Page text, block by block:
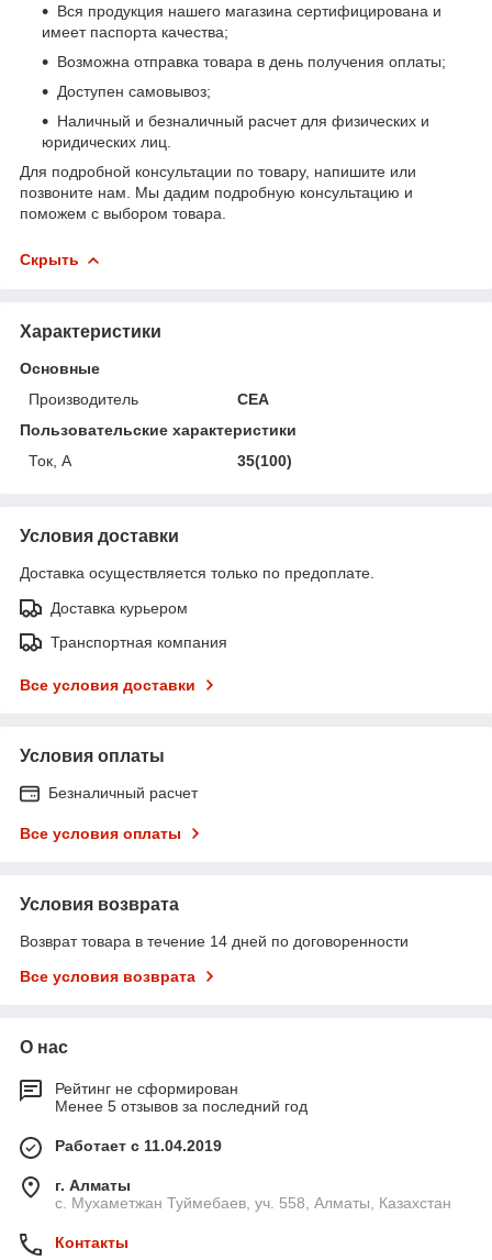
Вся продукция нашего магазина сертифицирована и
имеет паспорта качества;
Возможна отправка товара в день получения оплаты;
Доступен самовывоз;
Наличный и безналичный расчет для физических и
юридических лиц.
Для подробной консультации по товару, напишите или
позвоните нам. Мы дадим подробную консультацию и
поможем с выбором товара.
Скрыть
Характеристики
Основные
Производитель
CEA
Пользовательские характеристики
Ток, А
35(100)
Условия доставки
Доставка осуществляется только по предоплате.
Доставка курьером
Транспортная компания
Все условия доставки
Условия оплаты
Безналичный расчет
Все условия оплаты
Условия возврата
Возврат товара в течение 14 дней по договоренности
Все условия возврата
О нас
Рейтинг не сформирован
Менее 5 отзывов за последний год
Работает с 11.04.2019
г. Алматы
с. Мухаметжан Туймебаев, уч. 558, Алматы, Казахстан
Контакты